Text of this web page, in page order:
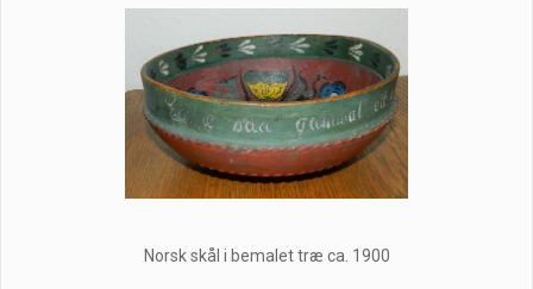
Norsk skål i bemalet træ ca. 1900